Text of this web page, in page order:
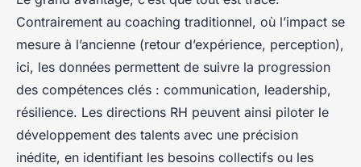
Contrairement au coaching traditionnel, où l’impact se
mesure à l’ancienne (retour d’expérience, perception),
ici, les données permettent de suivre la progression
des compétences clés : communication, leadership,
résilience. Les directions RH peuvent ainsi piloter le
développement des talents avec une précision
inédite, en identifiant les besoins collectifs ou les